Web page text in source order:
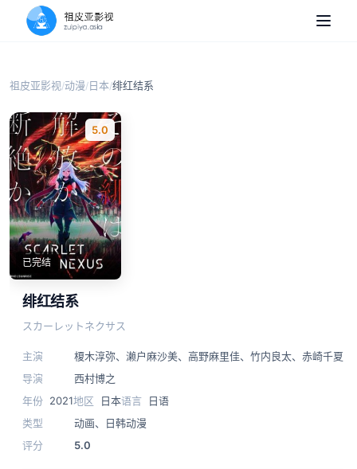
祖皮亚影视/动漫/日本/绯红结系
5.0
已完结
绯红结系
スカーレットネクサス
主演 榎木淳弥、 濑户麻沙美、 高野麻里佳、 竹内良太、 赤崎千夏
导演
西村博之
年份 2021地区 日本语言
日语
类型
动画、
日韩动漫
评分
5.0